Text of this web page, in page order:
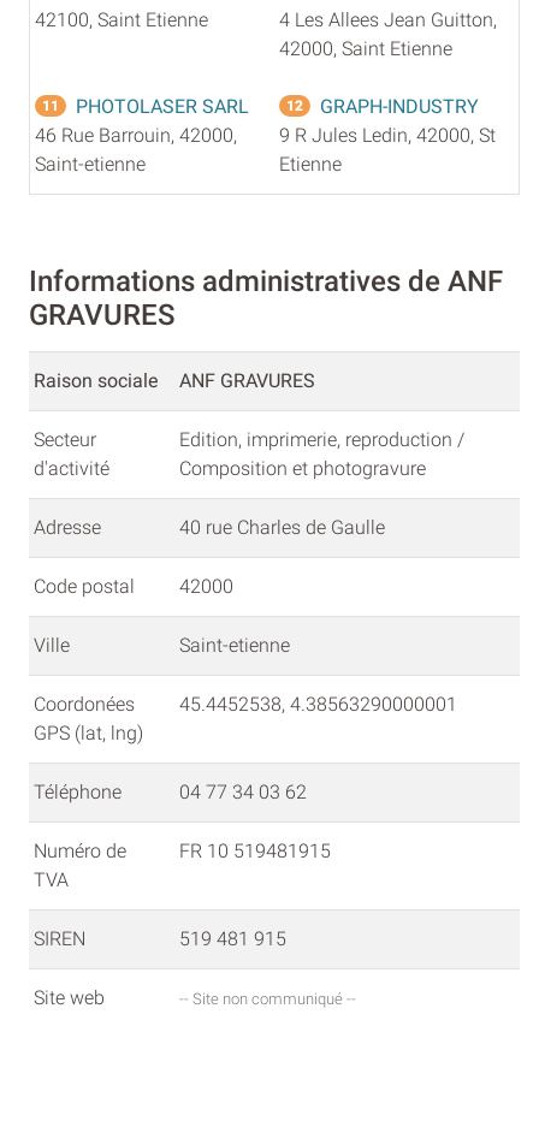
42100, Saint Etienne
4 Les Allees Jean Guitton,
42000, Saint Etienne
11
PHOTOLASER SARL
46 Rue Barrouin, 42000,
Saint-etienne
12
GRAPH-INDUSTRY
9 R Jules Ledin, 42000, St
Etienne
Informations administratives de ANF
GRAVURES
Raison sociale ANF GRAVURES
Secteur
d'activité
Edition, imprimerie, reproduction /
Composition et photogravure
Adresse 40 rue Charles de Gaulle
Code postal 42000
Ville Saint-etienne
Coordonées
GPS (lat, lng)
45.4452538, 4.38563290000001
Téléphone 04 77 34 03 62
Numéro de
TVA
FR 10 519481915
SIREN 519 481 915
Site web -- Site non communiqué --